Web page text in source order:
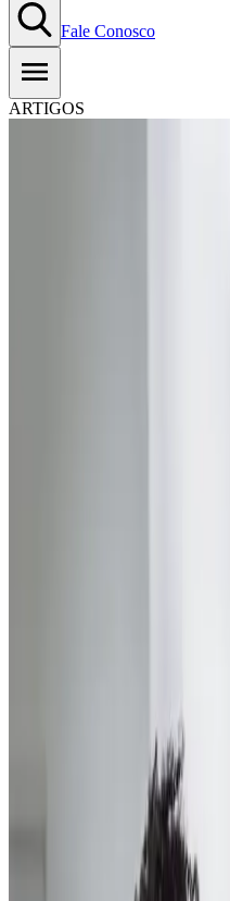
Fale Conosco
ARTIGOS
apontar os setores e práticas
O que são
As economias portadoras de
práticas que se destacam por
sustentabilidade e novas
se possível desfrutar de um
estar social e à preservação
As economias portadoras de
paradigma em relação aos
que buscam soluções para os
Os critérios que motivam essa